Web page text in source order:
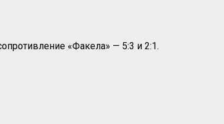
«Факела» — 5:3 и 2:1.